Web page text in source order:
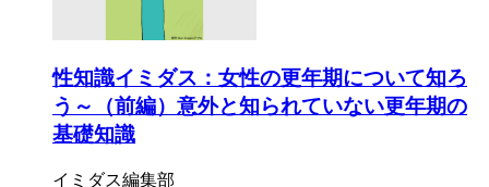
性知識イミダス：女性の更年期について知ろ
う～（前編）意外と知られていない更年期の
基礎知識
イミダス編集部